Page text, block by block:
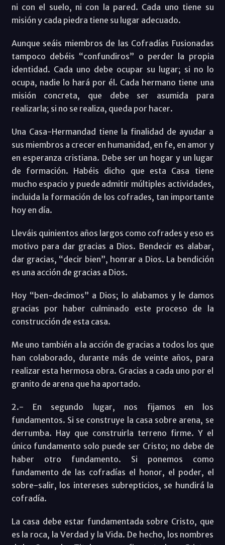
ni con el suelo, ni con la pared. Cada uno tiene su
misión y cada piedra tiene su lugar adecuado.
Aunque seáis miembros de las Cofradías Fusionadas
tampoco debéis “confundiros” o perder la propia
identidad. Cada uno debe ocupar su lugar; si no lo
ocupa, nadie lo hará por él. Cada hermano tiene una
misión concreta, que debe ser asumida para
realizarla; si no se realiza, queda por hacer.
Una Casa-Hermandad tiene la finalidad de ayudar a
sus miembros a crecer en humanidad, en fe, en amor y
en esperanza cristiana. Debe ser un hogar y un lugar
de formación. Habéis dicho que esta Casa tiene
mucho espacio y puede admitir múltiples actividades,
incluida la formación de los cofrades, tan importante
hoy en día.
Lleváis quinientos años largos como cofrades y eso es
motivo para dar gracias a Dios. Bendecir es alabar,
dar gracias, “decir bien”, honrar a Dios. La bendición
es una acción de gracias a Dios.
Hoy “ben-decimos” a Dios; lo alabamos y le damos
gracias por haber culminado este proceso de la
construcción de esta casa.
Me uno también a la acción de gracias a todos los que
han colaborado, durante más de veinte años, para
realizar esta hermosa obra. Gracias a cada uno por el
granito de arena que ha aportado.
2.- En segundo lugar, nos fijamos en los
fundamentos. Si se construye la casa sobre arena, se
derrumba. Hay que construirla terreno firme. Y el
único fundamento solo puede ser Cristo; no debe de
haber otro fundamento. Si ponemos como
fundamento de las cofradías el honor, el poder, el
sobre-salir, los intereses subrepticios, se hundirá la
cofradía.
La casa debe estar fundamentada sobre Cristo, que
es la roca, la Verdad y la Vida. De hecho, los nombres